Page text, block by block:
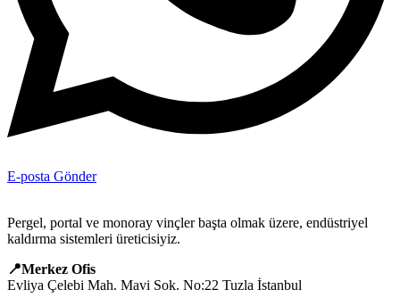
E-posta Gönder
Pergel, portal ve monoray vinçler başta olmak üzere, endüstriyel
kaldırma sistemleri üreticisiyiz.
📍Merkez Ofis
Evliya Çelebi Mah. Mavi Sok. No:22 Tuzla İstanbul